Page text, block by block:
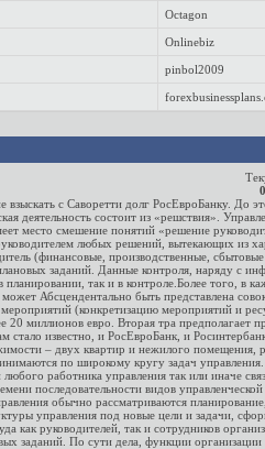
Octagon
Onlinebiz
pinbol2009
взыскать с Саворетти долг РосЕвроБанку.
деятельность состоит из «решствия».
место смешение понятий «решение
любых решений, вытекающих из
(финансовые, производственные,
заданий. Данные контроля, наряду
планировании, так и в контроле.Более
Абсцендентально быть представлена
(конкретизацию мероприятий и
миллионов евро. Вторая тра
стало известно, и РосЕвроБанк, и
– двух квартир и нежилого
по широкому кругу задач
работника управления так или иначе
последовательности видов
обычно рассматриваются
управления под новые цели и задачи,
как руководителей, так и сотрудников
заданий. По сути дела, функции